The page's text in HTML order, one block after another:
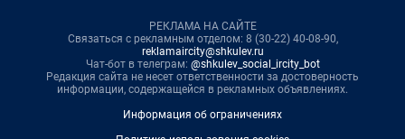
РЕКЛАМА НА САЙТЕ
Связаться с рекламным отделом: 8 (30-22) 40-08-90,
reklamaircity@shkulev.ru
Чат-бот в телеграм: @shkulev_social_ircity_bot
Редакция сайта не несет ответственности за достоверность
информации, содержащейся в рекламных объявлениях.
Информация об ограничениях